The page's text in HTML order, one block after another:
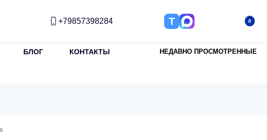
+79857398284 Т 0
БЛОГ КОНТАКТЫ НЕДАВНО ПРОСМОТРЕННЫЕ